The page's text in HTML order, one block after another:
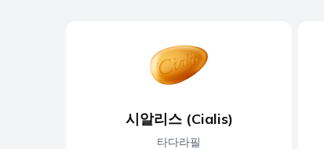
항
시알리스 (Cialis)
타다라필